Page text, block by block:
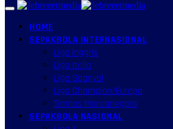
HOME
SEPAKBOLA INTERNASIONAL
Liga Inggris
Liga Italia
Liga Spanyol
Liga Champion/Europa
Timnas Mancanegara
SEPAKBOLA NASIONAL